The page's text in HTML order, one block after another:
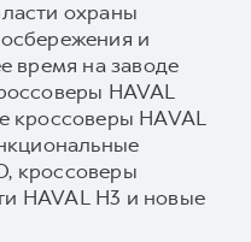
охраны
и
время на заводе
HAVAL
кроссоверы HAVAL
кроссоверы
HAVAL H3 и новые